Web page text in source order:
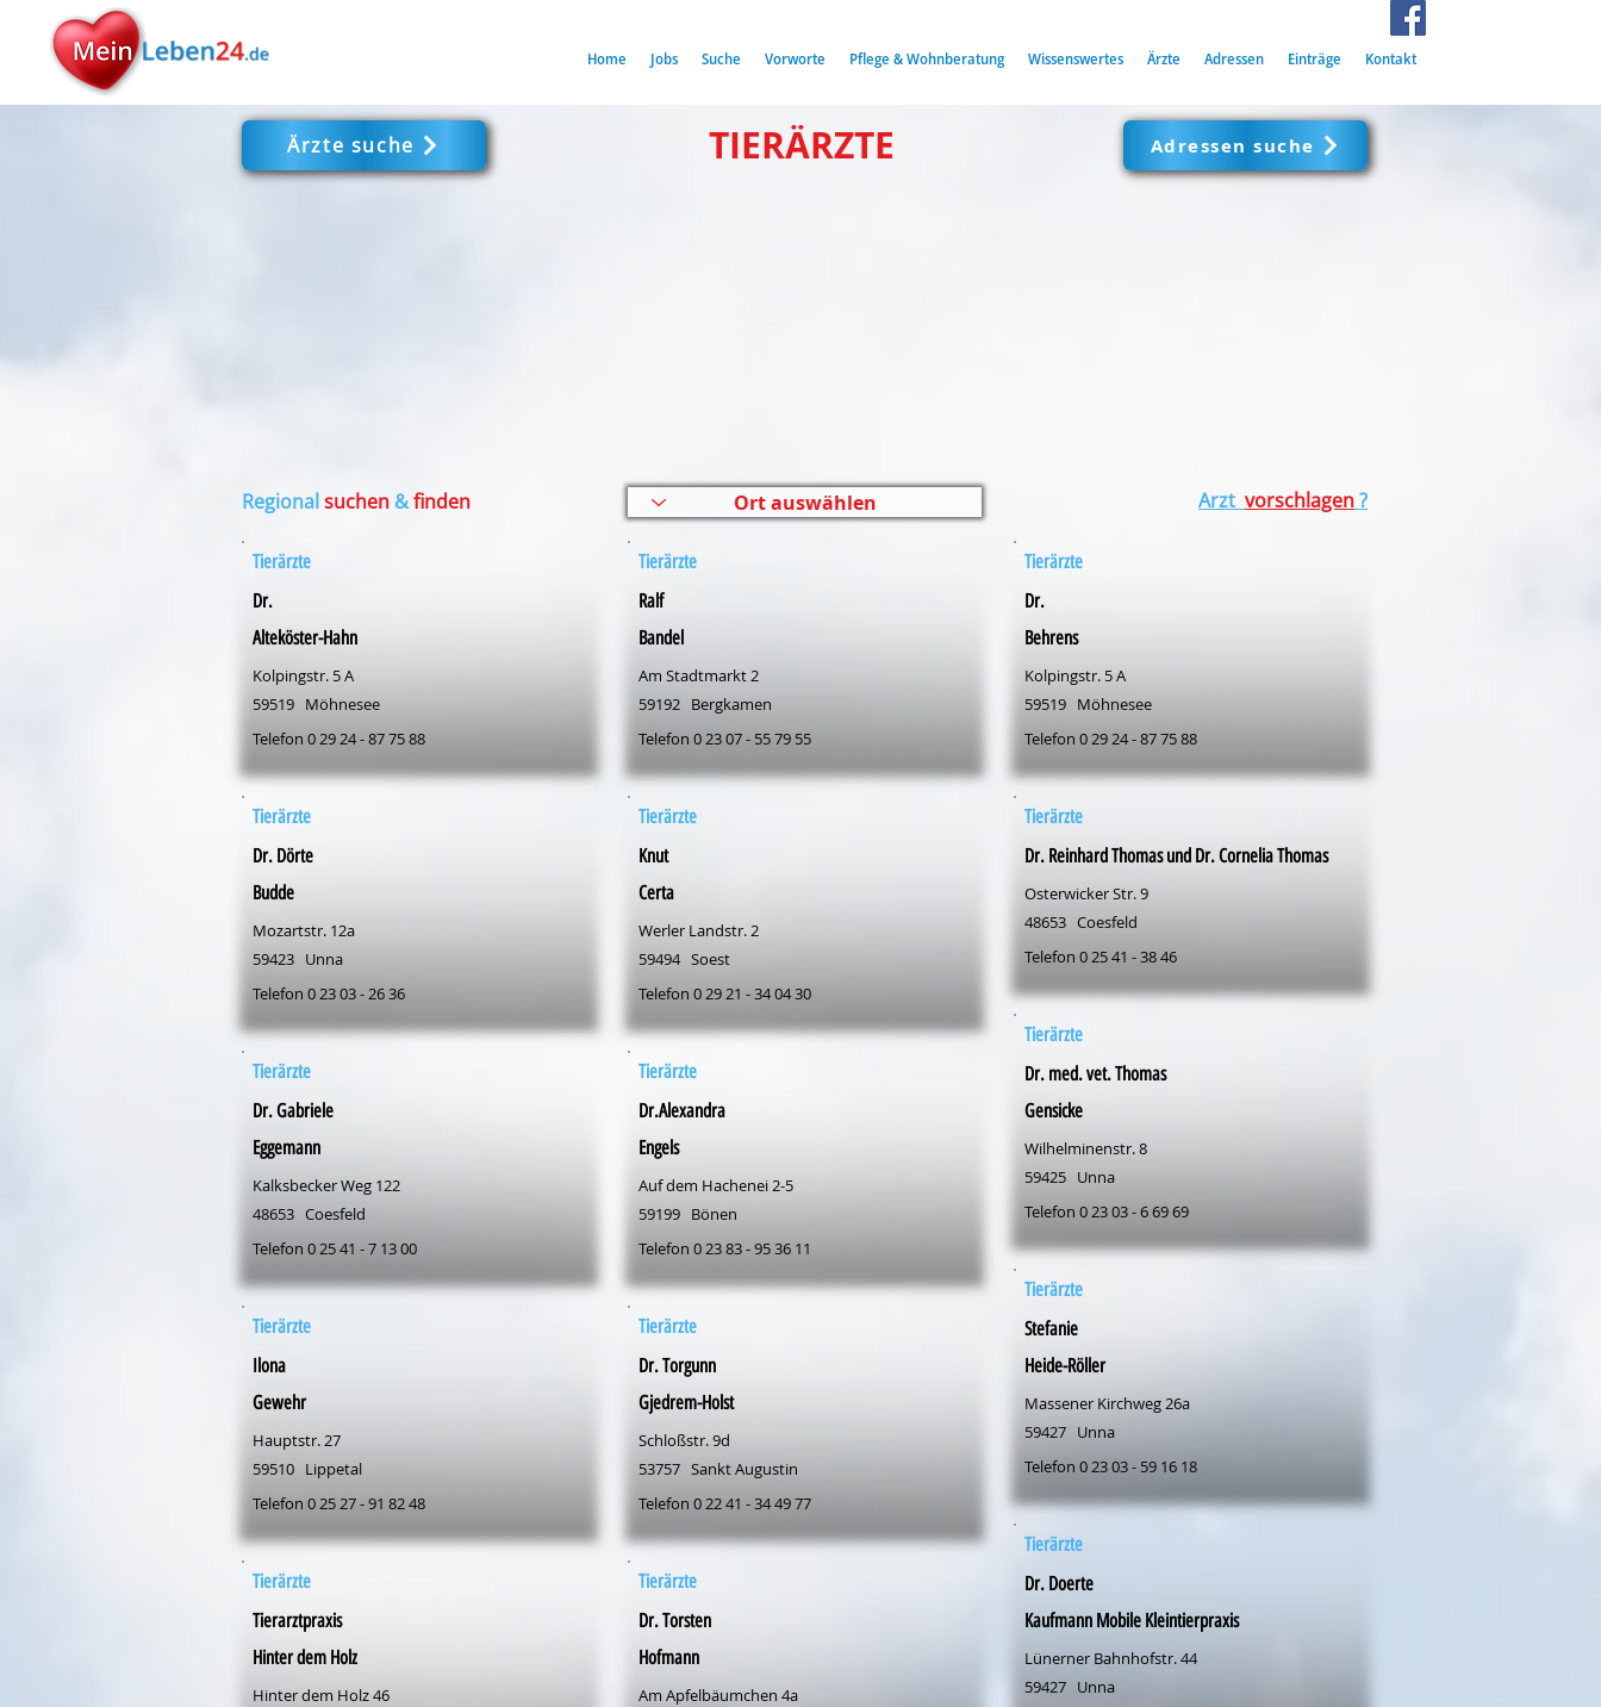
Home Jobs Suche Vorworte Pflege & Wohnberatung Wissenswertes Ärzte Adressen Einträge Kontakt
TIERÄRZTE Adressen suche
Ärzte suche
Regional suchen &finden Arzt vorschlagen?
Tierärzte
Dr.
Alteköster-Hahn
Kolpingstr. 5 A
59519 Möhnesee
Telefon 0 29 24 - 87 75 88
Tierärzte
Dr. Dörte
Budde
Mozartstr. 12a
59423 Unna
Telefon 0 23 03 - 26 36
Tierärzte
Dr. Gabriele
Eggemann
Kalksbecker Weg 122
48653 Coesfeld
Telefon 0 25 41 - 7 13 00
Tierärzte
Ilona
Gewehr
Hauptstr. 27
59510 Lippetal
Telefon 0 25 27 - 91 82 48
Tierärzte
Tierarztpraxis
Hinter dem Holz
Hinter dem Holz 46
Tierärzte
Ralf
Bandel
Am Stadtmarkt 2
59192 Bergkamen
Telefon 0 23 07 - 55 79 55
Tierärzte
Knut
Certa
Werler Landstr. 2
59494 Soest
Telefon 0 29 21 - 34 04 30
Tierärzte
Dr.Alexandra
Engels
Auf dem Hachenei 2-5
59199 Bönen
Telefon 0 23 83 - 95 36 11
Tierärzte
Dr. Torgunn
Gjedrem-Holst
Schloßstr. 9d
53757 Sankt Augustin
Telefon 0 22 41 - 34 49 77
Tierärzte
Dr. Torsten
Hofmann
Am Apfelbäumchen 4a
Tierärzte
Dr.
Behrens
Kolpingstr. 5 A
59519 Möhnesee
Telefon 0 29 24 - 87 75 88
Tierärzte
Dr. Reinhard Thomas und Dr. Cornelia Thomas
Osterwicker Str. 9
48653 Coesfeld
Telefon 0 25 41 - 38 46
Tierärzte
Dr. med. vet. Thomas
Gensicke
Wilhelminenstr. 8
59425 Unna
Telefon 0 23 03 - 6 69 69
Tierärzte
Stefanie
Heide-Röller
Massener Kirchweg 26a
59427 Unna
Telefon 0 23 03 - 59 16 18
Tierärzte
Dr. Doerte
Kaufmann Mobile Kleintierpraxis
Lünerner Bahnhofstr. 44
59427 Unna